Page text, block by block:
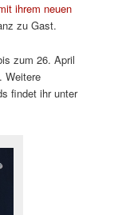
ihrem neuen
zu Gast.
zum 26. April
Weitere
findet ihr unter